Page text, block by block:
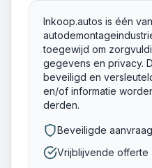
Inkoop.autos is één
toegewijd om
gegevens en privacy.
beveiligd en
en/of informatie
derden.
Beveiligde aanvraag
Vrijblijvende offerte